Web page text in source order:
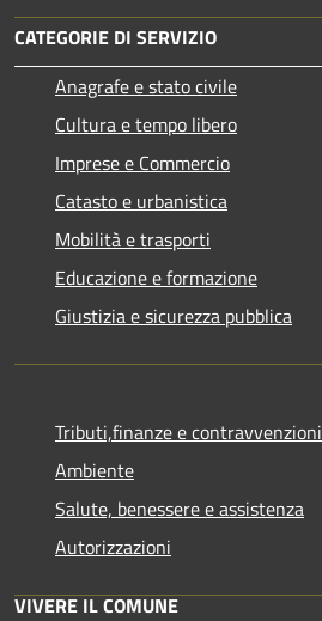
CATEGORIE DI SERVIZIO
Anagrafe e stato civile
Cultura e tempo libero
Imprese e Commercio
Catasto e urbanistica
Mobilità e trasporti
Educazione e formazione
Giustizia e sicurezza pubblica
Tributi,finanze e contravvenzioni
Ambiente
Salute, benessere e assistenza
Autorizzazioni
VIVERE IL COMUNE